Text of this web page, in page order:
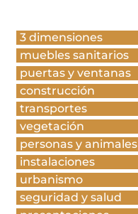
3 dimensiones
muebles sanitarios
puertas y ventanas
construcción
transportes
vegetación
personas y animales
instalaciones
urbanismo
seguridad y salud